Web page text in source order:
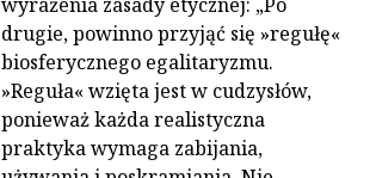
drugie, powinno przyjąć się »regułę«
biosferycznego egalitaryzmu.
»Reguła« wzięta jest w cudzysłów,
ponieważ każda realistyczna
praktyka wymaga zabijania,